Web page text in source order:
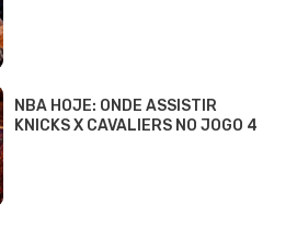
NBA HOJE: ONDE ASSISTIR
KNICKS X CAVALIERS NO JOGO 4